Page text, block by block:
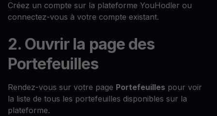
Créez un compte sur la plateforme YouHodler ou
connectez-vous à votre compte existant.
2. Ouvrir la page des
Portefeuilles
Rendez-vous sur votre page Portefeuilles pour voir
la liste de tous les portefeuilles disponibles sur la
plateforme.